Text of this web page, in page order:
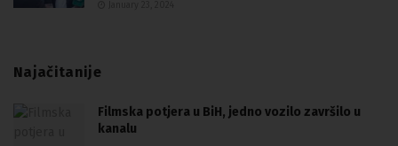
Najačitanije
Filmska potjera u BiH, jedno vozilo završilo u
kanalu